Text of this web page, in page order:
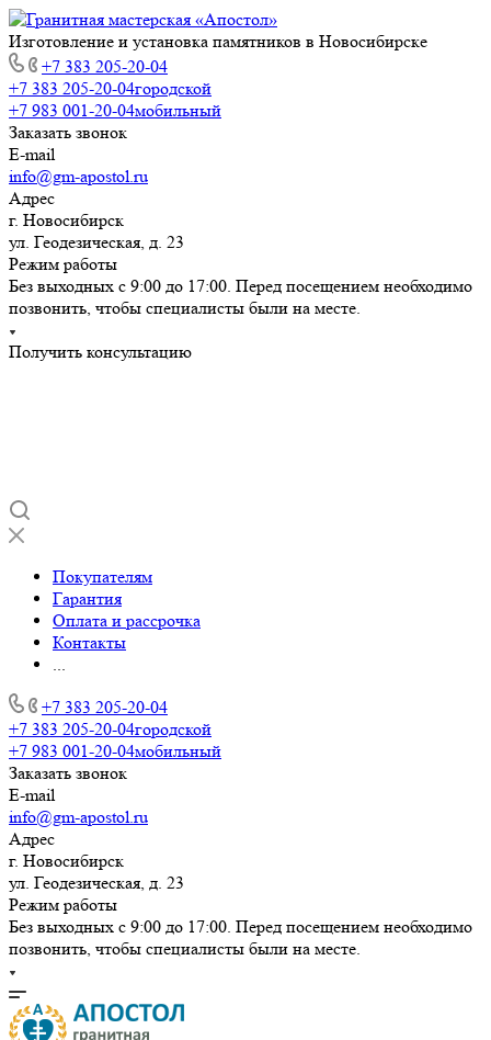
Изготовление и установка памятников в Новосибирске
+7 383 205-20-04
+7 383 205-20-04городской
+7 983 001-20-04мобильный
Заказать звонок
E-mail
info@gm-apostol.ru
Адрес
г. Новосибирск
ул. Геодезическая, д. 23
Режим работы
Без выходных с 9:00 до 17:00. Перед посещением необходимо
позвонить, чтобы специалисты были на месте.
Получить консультацию
Покупателям
Гарантия
Оплата и рассрочка
Контакты
...
+7 383 205-20-04
+7 383 205-20-04городской
+7 983 001-20-04мобильный
Заказать звонок
E-mail
info@gm-apostol.ru
Адрес
г. Новосибирск
ул. Геодезическая, д. 23
Режим работы
Без выходных с 9:00 до 17:00. Перед посещением необходимо
позвонить, чтобы специалисты были на месте.